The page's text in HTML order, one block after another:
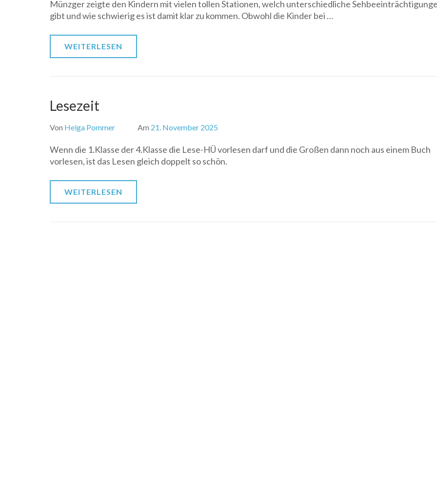
Münzger zeigte den Kindern mit vielen tollen Stationen, welch unterschiedliche
gibt und wie schwierig es ist damit klar zu kommen. Obwohl die Kinder bei …
WEITERLESEN
Lesezeit
Von Helga Pommer Am 21. November 2025
Wenn die 1.Klasse der 4.Klasse die Lese-HÜ vorlesen darf und die Großen dann noch aus einem Buch
vorlesen, ist das Lesen gleich doppelt so schön.
WEITERLESEN